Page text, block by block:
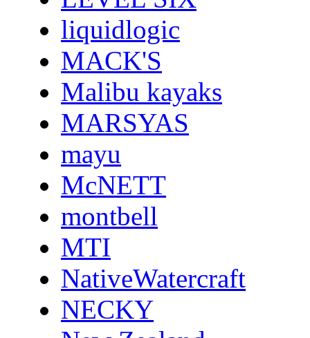
liquidlogic
MACK'S
Malibu kayaks
MARSYAS
mayu
McNETT
montbell
MTI
NativeWatercraft
NECKY